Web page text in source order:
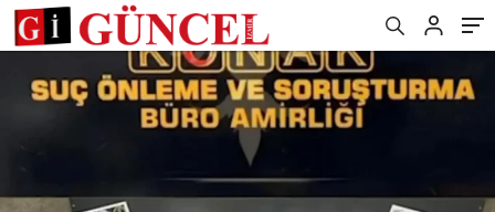
Bekçilerinden oluşan ekip çalışmalara
devam ediyor